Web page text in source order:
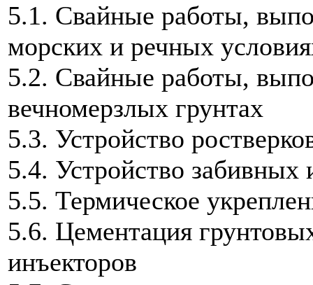
5.1. Свайные работы,
морских и речных
5.2. Свайные работы,
вечномерзлых грунтах
5.3. Устройство
5.4. Устройство забивных
5.5. Термическое
5.6. Цементация
инъекторов